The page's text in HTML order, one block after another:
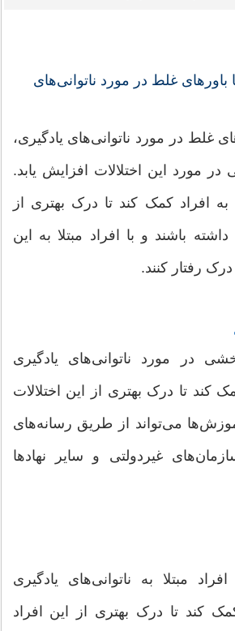
باورهای غلط در مورد ناتوانی‌های
غلط در مورد ناتوانی‌های یادگیری،
مورد این اختلالات افزایش یابد.
به افراد کمک کند تا درک بهتری از
داشته باشند و با افراد مبتلا به این
درک رفتار کنند.
در مورد ناتوانی‌های یادگیری
کند تا درک بهتری از این اختلالات
می‌تواند از طریق رسانه‌های
غیردولتی و سایر نهادها
مبتلا به ناتوانی‌های یادگیری
کند تا درک بهتری از این افراد